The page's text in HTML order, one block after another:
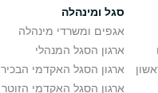
סגל ומינהלה
אגפים ומשרדי מינהלה
ארגון הסגל המנהלי
ארגון הסגל האקדמי הבכיר
ארגון הסגל האקדמי הזוטר